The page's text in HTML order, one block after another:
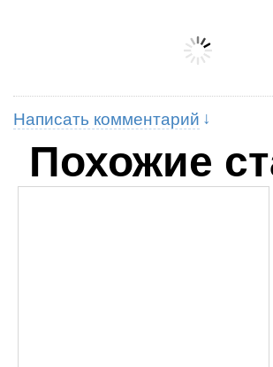
Написать комментарий
Похожие